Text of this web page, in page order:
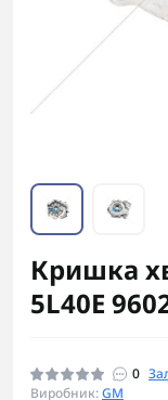
Кришка
5L40E
0
Виробник:GM